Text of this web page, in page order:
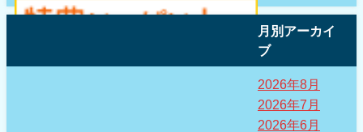
月別アーカイ
ブ
2026年8月
2026年7月
2026年6月